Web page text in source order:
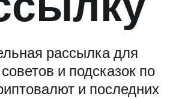
рассылка для
и подсказок по
и последних